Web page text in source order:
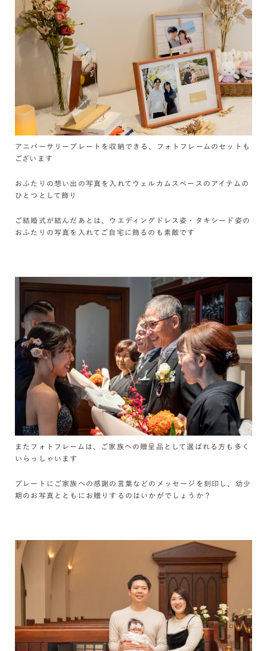
アニバーサリープレートを収納できる、フォトフレームのセットも
ございます
おふたりの想い出の写真を入れてウェルカムスペースのアイテムの
ひとつとして飾り
ご結婚式が結んだあとは、ウエディングドレス姿・タキシード姿の
おふたりの写真を入れてご自宅に飾るのも素敵です
またフォトフレームは、ご家族への贈呈品として選ばれる方も多く
いらっしゃいます
プレートにご家族への感謝の言葉などのメッセージを刻印し、幼少
期のお写真とともにお贈りするのはいかがでしょうか？